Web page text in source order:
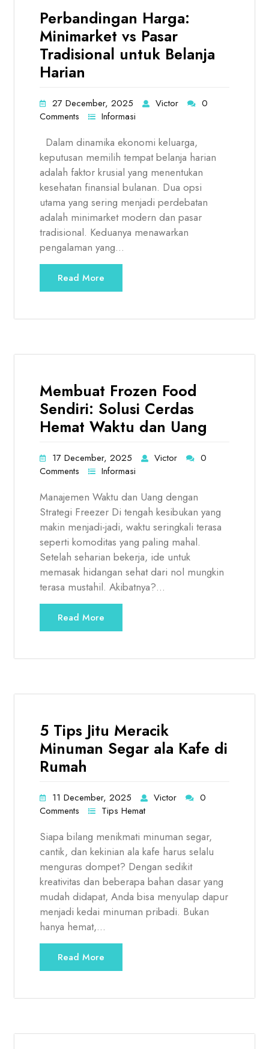
Perbandingan Harga:
Minimarket vs Pasar
Tradisional untuk Belanja
Harian
27 December, 2025 Victor
0
Comments
Informasi
Dalam dinamika ekonomi keluarga,
keputusan memilih tempat belanja harian
adalah faktor krusial yang menentukan
kesehatan finansial bulanan. Dua opsi
utama yang sering menjadi perdebatan
adalah minimarket modern dan pasar
tradisional. Keduanya menawarkan
pengalaman yang…
Read More
Membuat Frozen Food
Sendiri: Solusi Cerdas
Hemat Waktu dan Uang
17 December, 2025 Victor
0
Comments
Informasi
Manajemen Waktu dan Uang dengan
Strategi Freezer Di tengah kesibukan yang
makin menjadi-jadi, waktu seringkali terasa
seperti komoditas yang paling mahal.
Setelah seharian bekerja, ide untuk
memasak hidangan sehat dari nol mungkin
terasa mustahil. Akibatnya?…
Read More
5 Tips Jitu Meracik
Minuman Segar ala Kafe di
Rumah
11 December, 2025 Victor
0
Comments
Tips Hemat
Siapa bilang menikmati minuman segar,
cantik, dan kekinian ala kafe harus selalu
menguras dompet? Dengan sedikit
kreativitas dan beberapa bahan dasar yang
mudah didapat, Anda bisa menyulap dapur
menjadi kedai minuman pribadi. Bukan
hanya hemat,…
Read More